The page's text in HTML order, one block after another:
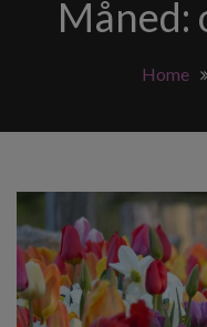
Måned:
Home